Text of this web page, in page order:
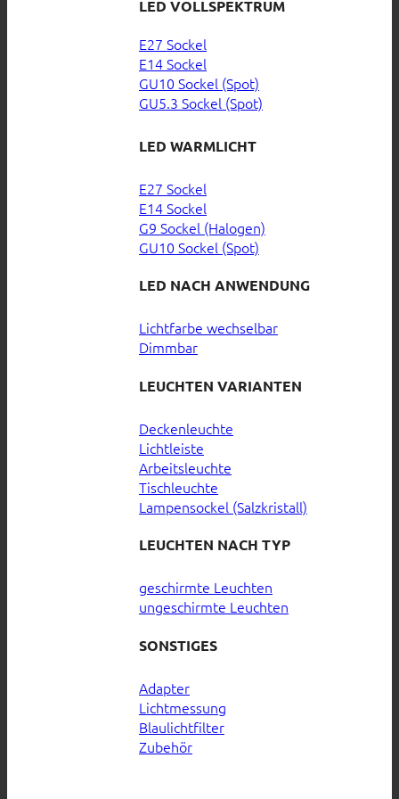
LED VOLLSPEKTRUM
E27 Sockel
E14 Sockel
GU10 Sockel (Spot)
GU5.3 Sockel (Spot)
LED WARMLICHT
E27 Sockel
E14 Sockel
G9 Sockel (Halogen)
GU10 Sockel (Spot)
LED NACH ANWENDUNG
Lichtfarbe wechselbar
Dimmbar
LEUCHTEN VARIANTEN
Deckenleuchte
Lichtleiste
Arbeitsleuchte
Tischleuchte
Lampensockel (Salzkristall)
LEUCHTEN NACH TYP
geschirmte Leuchten
ungeschirmte Leuchten
SONSTIGES
Adapter
Lichtmessung
Blaulichtfilter
Zubehör